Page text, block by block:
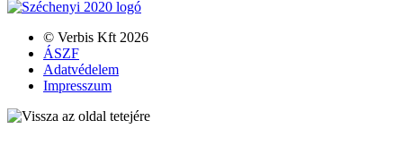
© Verbis Kft 2026
ÁSZF
Adatvédelem
Impresszum